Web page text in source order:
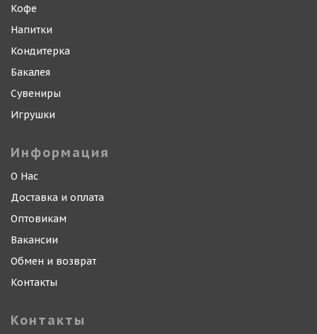
Кофе
Напитки
Кондитерка
Бакалея
Сувениры
Игрушки
Информация
О Нас
Доставка и оплата
Оптовикам
Вакансии
Обмен и возврат
Контакты
Контакты